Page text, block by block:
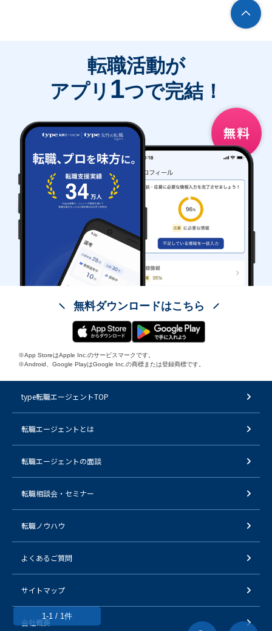
1-1 / 1件
転職活動が
アプリ 1つで完結！
無料ダウンロードはこちら
※App StoreはApple Inc.のサービスマークです。
※Android、Google PlayはGoogle Inc.の商標または登録商標です。
type転職エージェントTOP
転職エージェントとは
転職エージェントの面談
転職相談会・セミナー
転職ノウハウ
よくあるご質問
サイトマップ
会社概要